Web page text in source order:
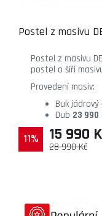
Postel z masivu
Postel z masivu
postel o šíři
Provedení masiv:
Buk jádrový
Dub 23 990
11%
28 990 Kč
15 990